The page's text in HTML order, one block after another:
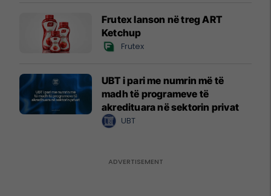
Frutex lanson në treg ART
Ketchup
Frutex
UBT i pari me numrin më të
madh të programeve të
akredituara në sektorin privat
UBT